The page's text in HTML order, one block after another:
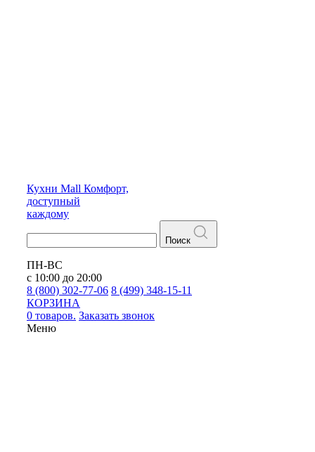
Кухни Mall Комфорт,
доступный
каждому
Поиск
ПН-ВС
с 10:00 до 20:00
8 (800) 302-77-06 8 (499) 348-15-11
КОРЗИНА
0 товаров. Заказать звонок
Меню